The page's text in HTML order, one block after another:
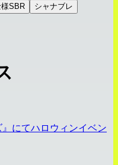
SBR
シャナブレ
にてハロウィンイベン